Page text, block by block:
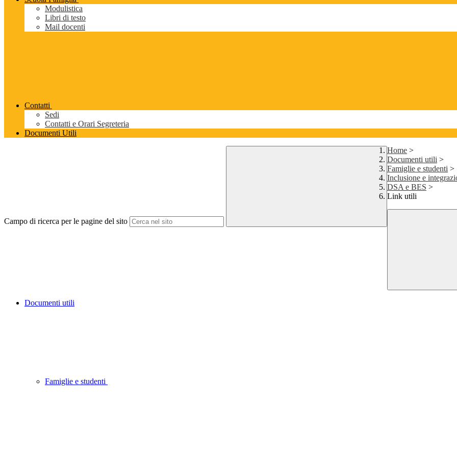
Modulistica
Libri di testo
Mail docenti
Contatti
Sedi
Contatti e Orari Segreteria
Documenti Utili
Campo di ricerca per le pagine del sito
Home >
Documenti utili >
Famiglie e studenti >
Inclusione e
DSA e BES >
Link utili
Documenti utili
Famiglie e studenti